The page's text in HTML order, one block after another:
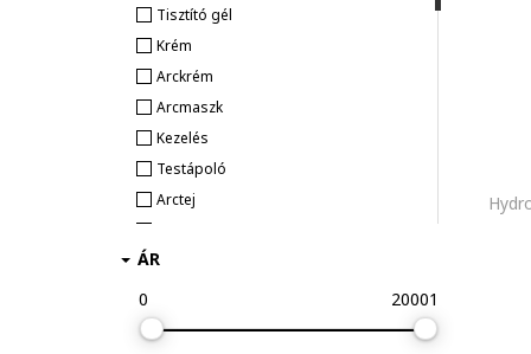
Tisztító gél
Krém
Arckrém
Arcmaszk
Kezelés
Testápoló
Arctej
Radír
ÁR
0
20001